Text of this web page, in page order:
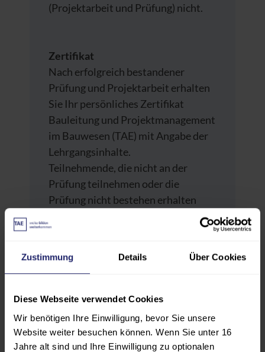
Zustimmung Details Über Cookies
Diese Webseite verwendet Cookies
Wir benötigen Ihre Einwilligung, bevor Sie unsere
Website weiter besuchen können. Wenn Sie unter 16
Jahre alt sind und Ihre Einwilligung zu optionalen
(Projektarbeit und Prüfung) nicht.
Zertifikat
Nach erfolgreich bestandener
Prüfung und Projektarbeit erhalten
Sie Ihr persönliches Zertifikat
Bauleitung und Projektmanagement
im Bauwesen (TAE) mit Angabe der
Lehrgangsinhalte.
Teilnehmende, die nicht an der
Prüfung teilnehmen oder die
Prüfung nicht bestehen erhalten
Angabe der Dauer und Inhalte des
Der Lehrgang ist gemäß der
Weiterbildungsordnung der
Ingenieurkammer Baden-
Württemberg und der Bayerischen